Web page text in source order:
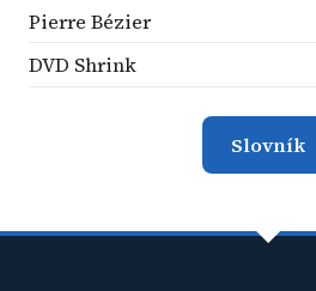
Pierre Bézier
DVD Shrink
Slovník